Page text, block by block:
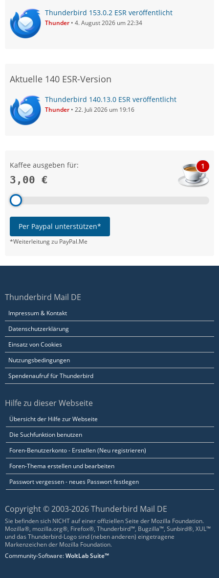
Thunderbird 153.0.2 ESR veröffentlicht
Thunder 4. August 2026 um 22:34
Aktuelle 140 ESR-Version
Thunderbird 140.13.0 ESR veröffentlicht
Thunder 22. Juli 2026 um 19:16
Kaffee ausgeben für:
3,00 €
1
Per Paypal unterstützen*
*Weiterleitung zu PayPal.Me
Thunderbird Mail DE
Impressum & Kontakt
Datenschutzerklärung
Einsatz von Cookies
Nutzungsbedingungen
Spendenaufruf für Thunderbird
Hilfe zu dieser Webseite
Übersicht der Hilfe zur Webseite
Die Suchfunktion benutzen
Foren-Benutzerkonto - Erstellen (Neu registrieren)
Foren-Thema erstellen und bearbeiten
Passwort vergessen - neues Passwort festlegen
Copyright © 2003-2026 Thunderbird Mail DE
Sie befinden sich NICHT auf einer offiziellen Seite der Mozilla Foundation.
Mozilla®, mozilla.org®, Firefox®, Thunderbird™, Bugzilla™, Sunbird®, XUL™
und das Thunderbird-Logo sind (neben anderen) eingetragene
Markenzeichen der Mozilla Foundation.
Community-Software:WoltLab Suite™